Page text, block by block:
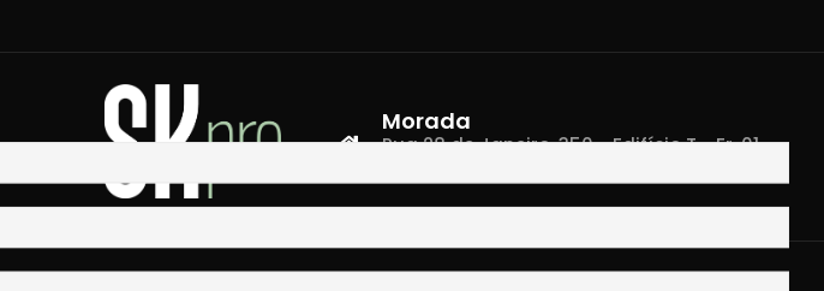
Morada
Rua 28 de Janeiro, 350 - Edifício T - Fr. 01